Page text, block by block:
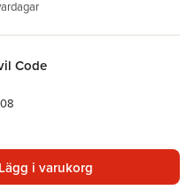
Code
i varukorg